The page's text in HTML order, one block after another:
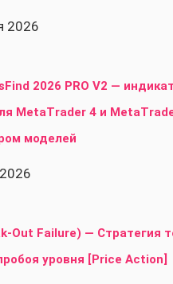
2026
2026 PRO V2 —
MetaTrader 4 и
моделей
Out Failure) — Стратегия
уровня [Price Action]